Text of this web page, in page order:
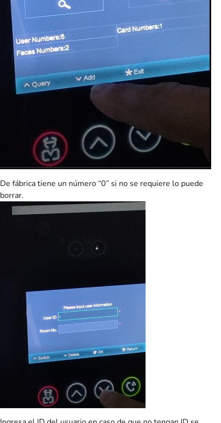
De fábrica tiene un número “0” si no se requiere lo puede
borrar.